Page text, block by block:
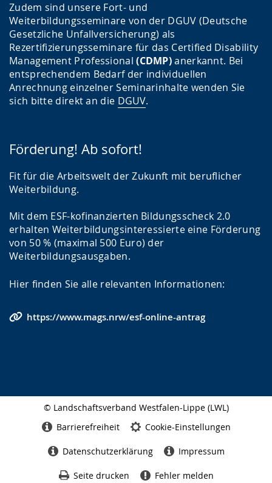
Zudem sind unsere Fort- und
Weiterbildungsseminare von der DGUV (Deutsche
Gesetzliche Unfallversicherung) als
Rezertifizierungsseminare für das Certified Disability
Management Professional (CDMP)anerkannt. Bei
entsprechendem Bedarf der individuellen
Anrechnung einzelner Seminarinhalte wenden Sie
sich bitte direkt an die DGUV.
Förderung! Ab sofort!
Fit für die Arbeitswelt der Zukunft mit beruflicher
Weiterbildung.
Mit dem ESF-kofinanzierten Bildungsscheck 2.0
erhalten Weiterbildungsinteressierte eine Förderung
von 50 % (maximal 500 Euro) der
Weiterbildungsausgaben.
Hier finden Sie alle relevanten Informationen:
https://www.mags.nrw/esf-online-antrag
© Landschaftsverband Westfalen-Lippe (LWL)
Barrierefreiheit Cookie-Einstellungen
Datenschutzerklärung Impressum
Seite drucken Fehler melden